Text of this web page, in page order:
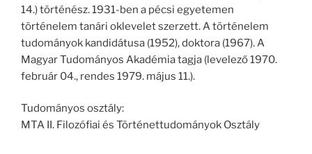
14.) történész. 1931-ben a pécsi egyetemen
történelem tanári oklevelet szerzett. A történelem
tudományok kandidátusa (1952), doktora (1967). A
Magyar Tudományos Akadémia tagja (levelező 1970.
február 04., rendes 1979. május 11.).
Tudományos osztály:
MTA II. Filozófiai és Történettudományok Osztály